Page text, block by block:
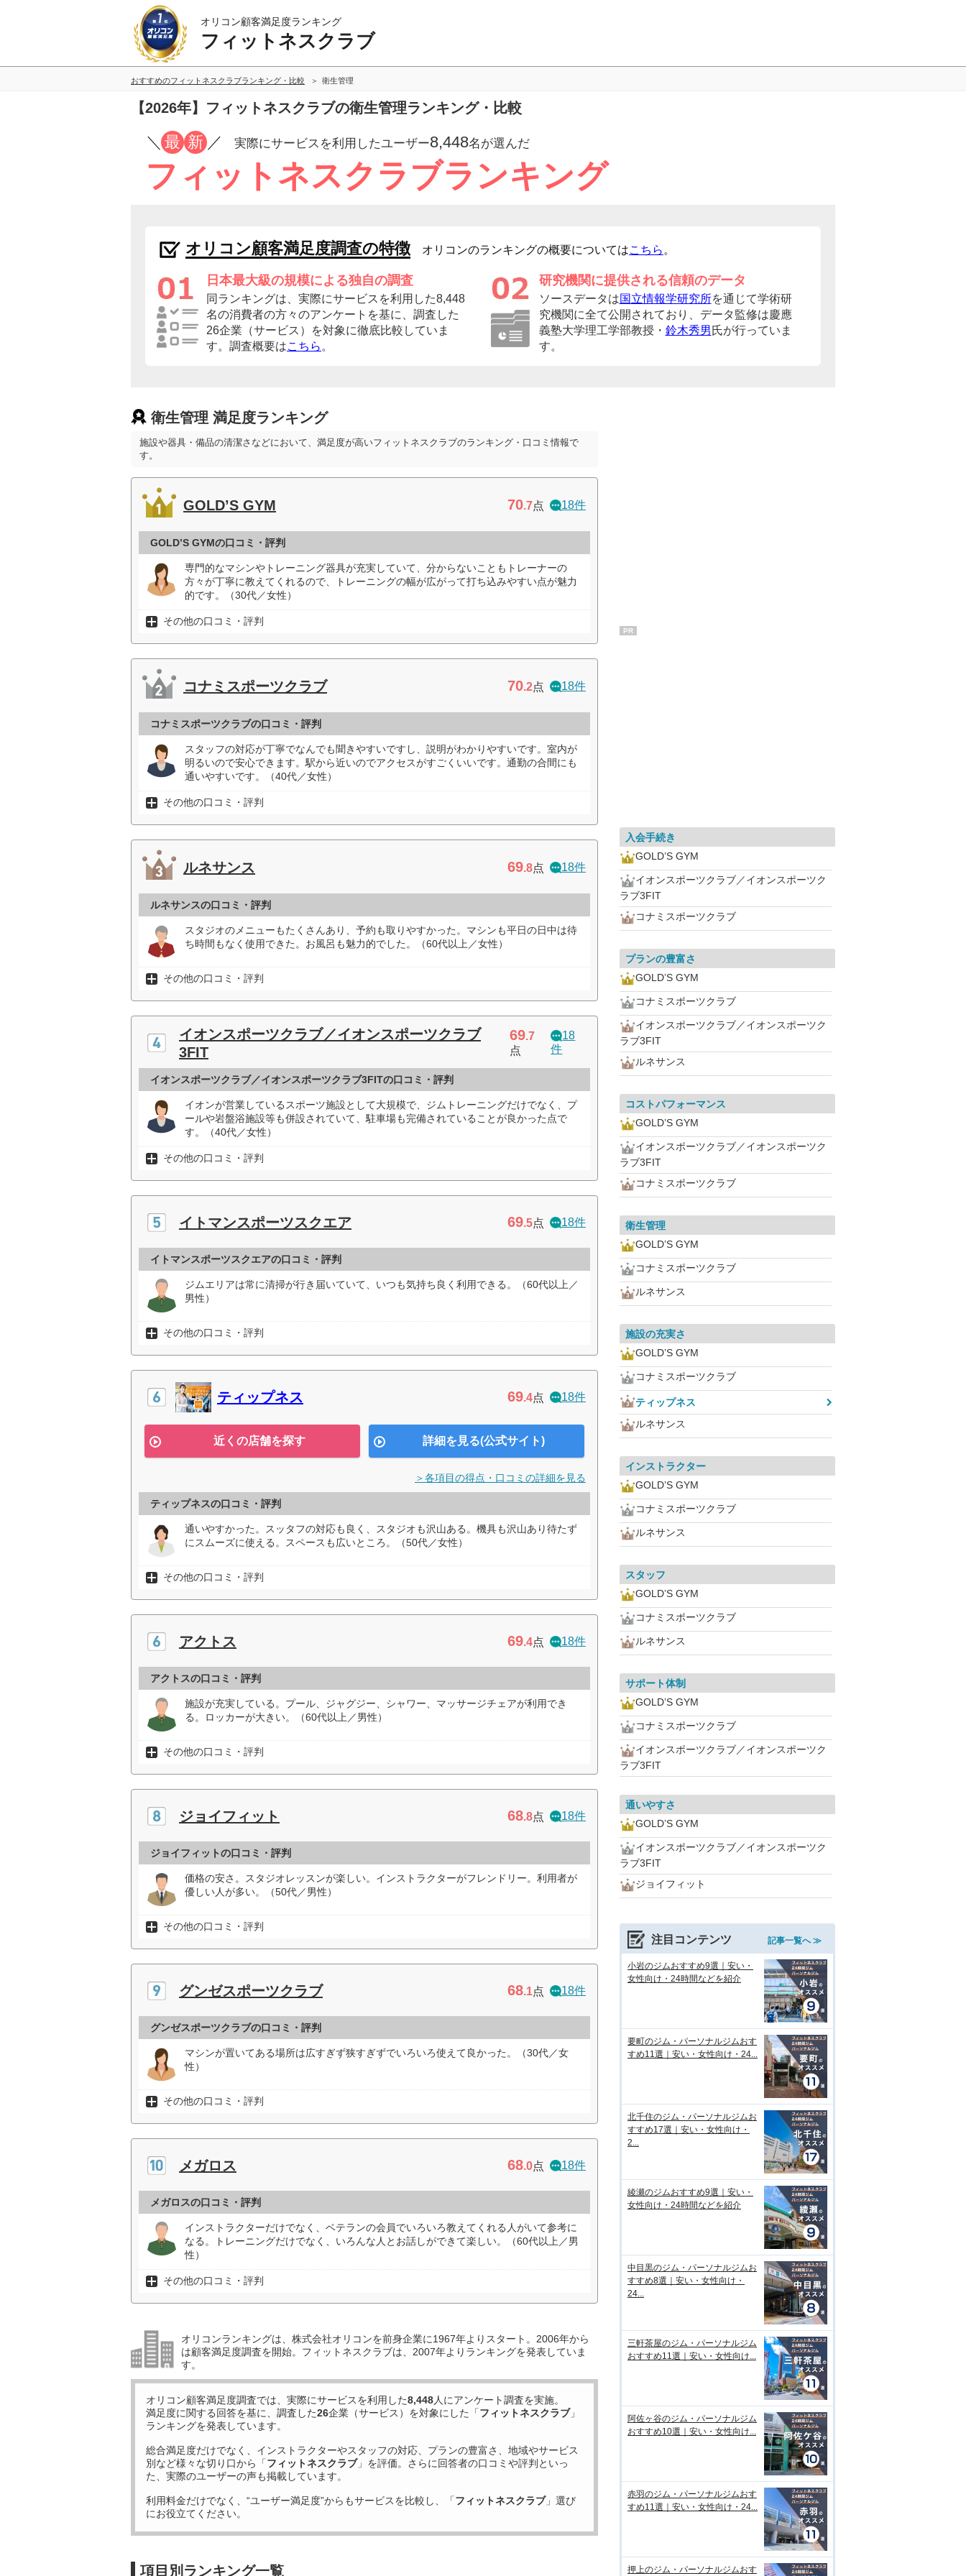
オリコン顧客満足度ランキング
フィットネスクラブ
おすすめのフィットネスクラブランキング・比較 衛生管理
【2026年】フィットネスクラブの衛生管理ランキング・比較
／ 最 新 ／ 実際にサービスを利用したユーザー8,448名が選んだ
フィットネスクラブランキング
オリコン顧客満足度調査の特徴 オリコンのランキングの概要についてはこちら 。
日本最大級の規模による独自の調査
同ランキングは、実際にサービスを利用した8,448
名の消費者の方々のアンケートを基に、調査した
26企業（サービス）を対象に徹底比較していま
す。調査概要はこちら 。
研究機関に提供される信頼のデータ
ソースデータは国立情報学研究所を通じて学術研
究機関に全て公開されており、データ監修は慶應
義塾大学理工学部教授・ 鈴木秀男 氏が行っていま
す。
衛生管理 満足度ランキング
施設や器具・備品の清潔さなどにおいて、満足度が高いフィットネスクラブのランキング・口コミ情報で
す。
GOLD’S GYM 70.7点 18件
GOLD’S GYMの口コミ・評判
専門的なマシンやトレーニング器具が充実していて、分からないこともトレーナーの
方々が丁寧に教えてくれるので、トレーニングの幅が広がって打ち込みやすい点が魅力
的です。（30代／女性）
その他の口コミ・評判
コナミスポーツクラブ 70.2点 18件
コナミスポーツクラブの口コミ・評判
スタッフの対応が丁寧でなんでも聞きやすいですし、説明がわかりやすいです。室内が
明るいので安心できます。駅から近いのでアクセスがすごくいいです。通勤の合間にも
通いやすいです。（40代／女性）
その他の口コミ・評判
ルネサンス 69.8点 18件
ルネサンスの口コミ・評判
スタジオのメニューもたくさんあり、予約も取りやすかった。マシンも平日の日中は待
ち時間もなく使用できた。お風呂も魅力的でした。（60代以上／女性）
その他の口コミ・評判
イオンスポーツクラブ／イオンスポーツクラブ
3FIT
69.7
点
18
件
イオンスポーツクラブ／イオンスポーツクラブ3FITの口コミ・評判
イオンが営業しているスポーツ施設として大規模で、ジムトレーニングだけでなく、プ
ールや岩盤浴施設等も併設されていて、駐車場も完備されていることが良かった点で
す。（40代／女性）
その他の口コミ・評判
イトマンスポーツスクエア 69.5点 18件
イトマンスポーツスクエアの口コミ・評判
ジムエリアは常に清掃が行き届いていて、いつも気持ち良く利用できる。（60代以上／
男性）
その他の口コミ・評判
ティップネス 69.4点 18件
近くの店舗を探す 詳細を見る(公式サイト)
＞各項目の得点・口コミの詳細を見る
ティップネスの口コミ・評判
通いやすかった。スッタフの対応も良く、スタジオも沢山ある。機具も沢山あり待たず
にスムーズに使える。スペースも広いところ。（50代／女性）
その他の口コミ・評判
アクトス 69.4点 18件
アクトスの口コミ・評判
施設が充実している。プール、ジャグジー、シャワー、マッサージチェアが利用でき
る。ロッカーが大きい。（60代以上／男性）
その他の口コミ・評判
ジョイフィット 68.8点 18件
ジョイフィットの口コミ・評判
価格の安さ。スタジオレッスンが楽しい。インストラクターがフレンドリー。利用者が
優しい人が多い。（50代／男性）
その他の口コミ・評判
グンゼスポーツクラブ 68.1点 18件
グンゼスポーツクラブの口コミ・評判
マシンが置いてある場所は広すぎず狭すぎずでいろいろ使えて良かった。（30代／女
性）
その他の口コミ・評判
メガロス 68.0点 18件
メガロスの口コミ・評判
インストラクターだけでなく、ベテランの会員でいろいろ教えてくれる人がいて参考に
なる。トレーニングだけでなく、いろんな人とお話しができて楽しい。（60代以上／男
性）
その他の口コミ・評判
オリコンランキングは、株式会社オリコンを前身企業に1967年よりスタート。2006年から
は顧客満足度調査を開始。フィットネスクラブは、2007年よりランキングを発表していま
す。
オリコン顧客満足度調査では、実際にサービスを利用した8,448人にアンケート調査を実施。
満足度に関する回答を基に、調査した26企業（サービス）を対象にした「フィットネスクラブ」
ランキングを発表しています。
総合満足度だけでなく、インストラクターやスタッフの対応、プランの豊富さ、地域やサービス
別など様々な切り口から「フィットネスクラブ」を評価。さらに回答者の口コミや評判といっ
た、実際のユーザーの声も掲載しています。
利用料金だけでなく、“ユーザー満足度”からもサービスを比較し、「フィットネスクラブ」選び
にお役立てください。
項目別ランキング一覧
PR
入会手続き
GOLD’S GYM
イオンスポーツクラブ／イオンスポーツク
ラブ3FIT
コナミスポーツクラブ
プランの豊富さ
GOLD’S GYM
コナミスポーツクラブ
イオンスポーツクラブ／イオンスポーツク
ラブ3FIT
ルネサンス
コストパフォーマンス
GOLD’S GYM
イオンスポーツクラブ／イオンスポーツク
ラブ3FIT
コナミスポーツクラブ
衛生管理
GOLD’S GYM
コナミスポーツクラブ
ルネサンス
施設の充実さ
GOLD’S GYM
コナミスポーツクラブ
ティップネス
ルネサンス
インストラクター
GOLD’S GYM
コナミスポーツクラブ
ルネサンス
スタッフ
GOLD’S GYM
コナミスポーツクラブ
ルネサンス
サポート体制
GOLD’S GYM
コナミスポーツクラブ
イオンスポーツクラブ／イオンスポーツク
ラブ3FIT
通いやすさ
GOLD’S GYM
イオンスポーツクラブ／イオンスポーツク
ラブ3FIT
ジョイフィット
注目コンテンツ 記事一覧へ ≫
小岩のジムおすすめ9選｜安い・
女性向け・24時間などを紹介
要町のジム・パーソナルジムおす
すめ11選｜安い・女性向け・24...
北千住のジム・パーソナルジムお
すすめ17選｜安い・女性向け・
2...
綾瀬のジムおすすめ9選｜安い・
女性向け・24時間などを紹介
中目黒のジム・パーソナルジムお
すすめ8選｜安い・女性向け・
24...
三軒茶屋のジム・パーソナルジム
おすすめ11選｜安い・女性向け...
阿佐ヶ谷のジム・パーソナルジム
おすすめ10選｜安い・女性向け...
赤羽のジム・パーソナルジムおす
すめ11選｜安い・女性向け・24...
押上のジム・パーソナルジムおす